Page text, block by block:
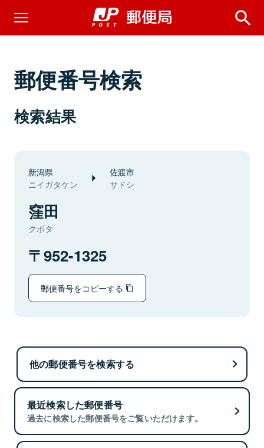
郵便番号検索
検索結果
新潟県
ニイガタケン
佐渡市
サドシ
窪田
クボタ
952-1325
郵便番号をコピーする
他の郵便番号を検索する
最近検索した郵便番号
過去に検索した郵便番号をご覧いただけます。